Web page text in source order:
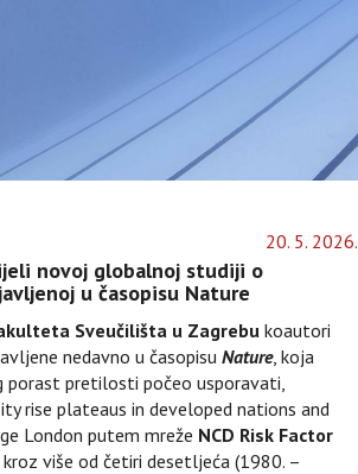
20. 5. 2026.
novoj globalnoj studiji o
u časopisu Nature
Sveučilišta u Zagrebu koautori
nedavno u časopisu Nature, koja
porast pretilosti počeo usporavati,
rise plateaus in developed nations and
London putem mreže NCD Risk Factor
više od četiri desetljeća (1980. –